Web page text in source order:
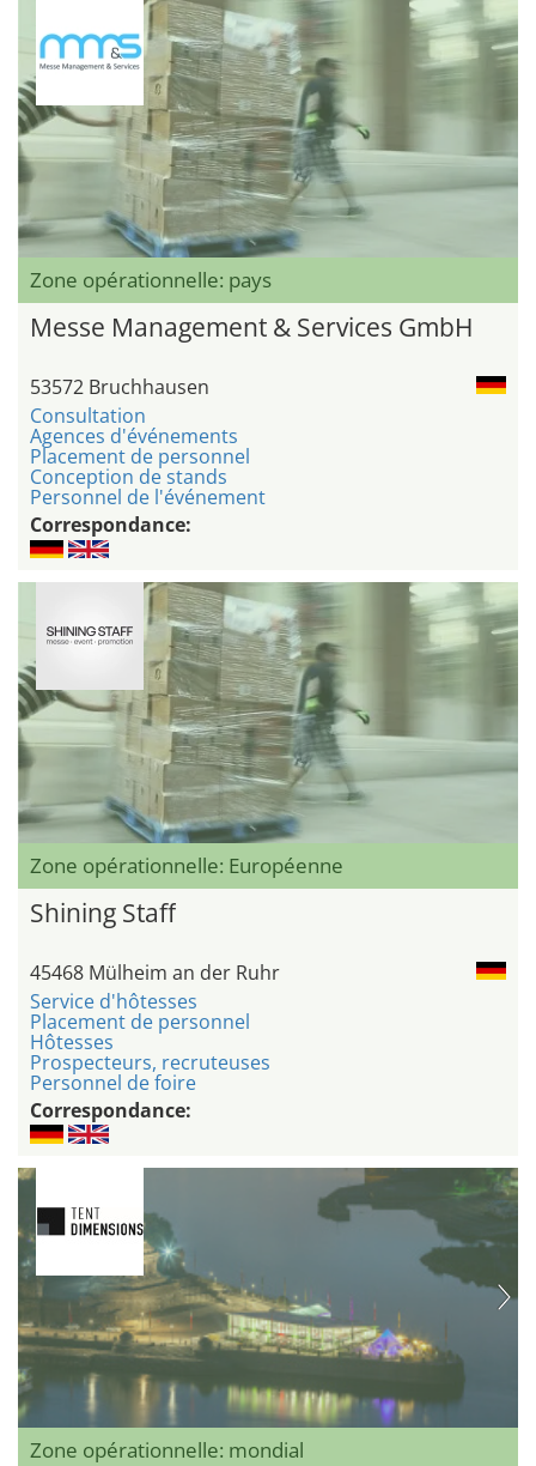
Zone opérationnelle: pays
Messe Management & Services GmbH
53572 Bruchhausen
Consultation
Agences d'événements
Placement de personnel
Conception de stands
Personnel de l'événement
Correspondance:
Zone opérationnelle: Européenne
Shining Staff
45468 Mülheim an der Ruhr
Service d'hôtesses
Placement de personnel
Hôtesses
Prospecteurs, recruteuses
Personnel de foire
Correspondance:
Zone opérationnelle: mondial